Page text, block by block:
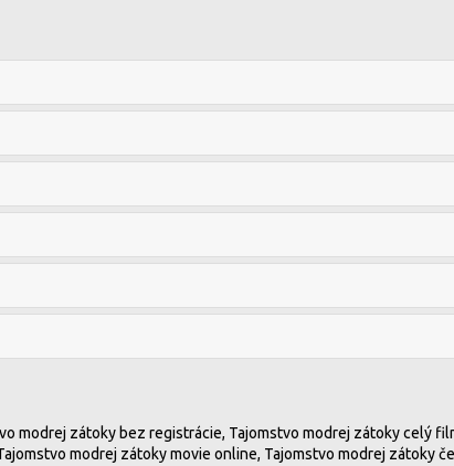
modrej zátoky bez registrácie, Tajomstvo modrej zátoky celý
modrej zátoky movie online, Tajomstvo modrej zátoky